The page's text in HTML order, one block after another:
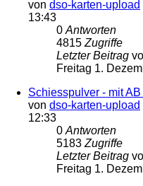
von dso-karten-upload
13:43
0Antworten
4815Zugriffe
Letzter Beitrag
Freitag 1.
Schiesspulver - mit
von dso-karten-upload
12:33
0Antworten
5183Zugriffe
Letzter Beitrag
Freitag 1.